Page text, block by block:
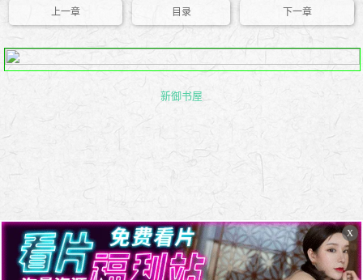
上一章 目录 下一章
X
新御书屋